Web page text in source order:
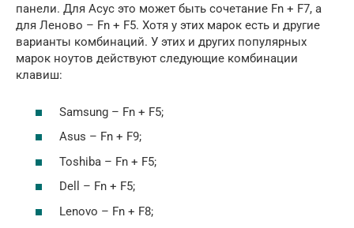
панели. Для Асус это может быть сочетание Fn + F7, а
для Леново – Fn + F5. Хотя у этих марок есть и другие
варианты комбинаций. У этих и других популярных
марок ноутов действуют следующие комбинации
клавиш:
Samsung – Fn + F5;
Asus – Fn + F9;
Toshiba – Fn + F5;
Dell – Fn + F5;
Lenovo – Fn + F8;